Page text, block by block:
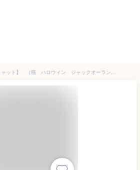
【ビッグパンプキンキャット】 （猫 ハロウィン ジャックオーランタン 黒猫 飾り 松笠 猫グッズ 猫雑貨 イベント パーティ デコレーション 装飾 置き物）